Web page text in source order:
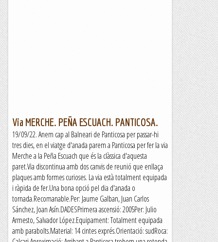
Via MERCHE. PEÑA ESCUACH. PANTICOSA.
19/09/22. Anem cap al Balneari de Panticosa per passar-hi
tres dies, en el viatge d'anada parem a Panticosa per fer la via
Merche a la Peña Escuach que és la clàssica d'aquesta
paret.Via discontinua amb dos canvis de reunió que enllaça
plaques amb formes curioses. La via està totalment equipada
i ràpida de fer.Una bona opció pel dia d'anada o
tornada.Recomanable.Per: Jaume Galban, Juan Carlos
Sánchez, Joan Asín.DADESPrimera ascensió: 2005Per: Julio
Armesto, Salvador López.Equipament: Totalment equipada
amb parabolts.Material: 14 cintes exprés.Orientació: sudRoca: